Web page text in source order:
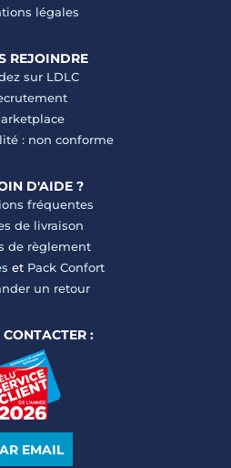
légales
REJOINDRE
sur LDLC
: non conforme
D'AIDE ?
fréquentes
de livraison
de règlement
et Pack Confort
un retour
CONTACTER :
EMAIL